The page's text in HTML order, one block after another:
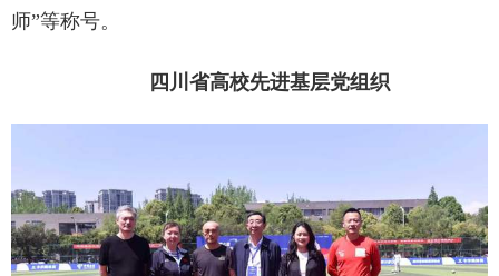
师”等称号。
四川省高校先进基层党组织